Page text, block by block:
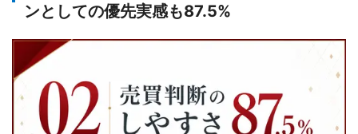
ンとしての優先実感も87.5%